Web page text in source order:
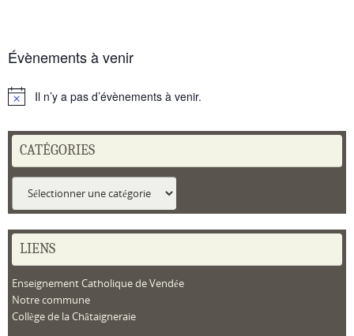
Évènements à venir
NoticeIl n’y a pas d’évènements à venir.
CATÉGORIES
LIENS
Enseignement Catholique de Vendée
Notre commune
Collège de la Châtaigneraie